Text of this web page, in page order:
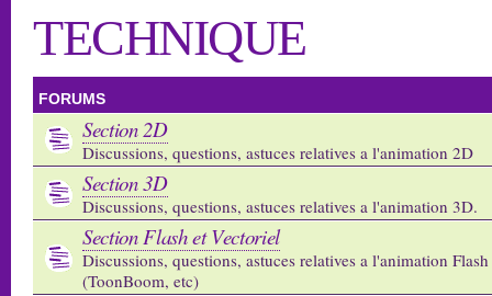
TECHNIQUE
FORUMS
Section 2D
Discussions, questions, astuces relatives a l'animation 2D
Section 3D
Discussions, questions, astuces relatives a l'animation 3D.
Section Flash et Vectoriel
Discussions, questions, astuces relatives a l'animation
(ToonBoom, etc)